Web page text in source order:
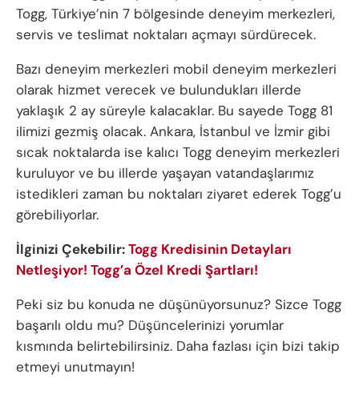
Togg, Türkiye’nin 7 bölgesinde deneyim merkezleri,
servis ve teslimat noktaları açmayı sürdürecek.
Bazı deneyim merkezleri mobil deneyim merkezleri
olarak hizmet verecek ve bulundukları illerde
yaklaşık 2 ay süreyle kalacaklar. Bu sayede Togg 81
ilimizi gezmiş olacak. Ankara, İstanbul ve İzmir gibi
sıcak noktalarda ise kalıcı Togg deneyim merkezleri
kuruluyor ve bu illerde yaşayan vatandaşlarımız
istedikleri zaman bu noktaları ziyaret ederek Togg’u
görebiliyorlar.
İlginizi Çekebilir:Togg Kredisinin Detayları
Netleşiyor! Togg’a Özel Kredi Şartları!
Peki siz bu konuda ne düşünüyorsunuz? Sizce Togg
başarılı oldu mu? Düşüncelerinizi yorumlar
kısmında belirtebilirsiniz. Daha fazlası için bizi takip
etmeyi unutmayın!